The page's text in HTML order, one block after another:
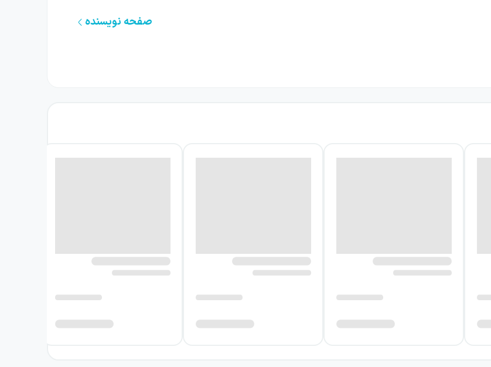
او به این نتیجه می‌رسد که رهایی از همسرش تنها راه رسیدن به آزادی و زندگی مطلوب‌تر است و
بررسی تصمیمی می‌پردازد که پیامدهای آن از خواسته‌های اولیه شخصیت‌ها فراتر می‌رود. خواننده با دو
خطر گرفتار شده‌اند.
می‌زند
تغییر زندگی خود، به تصمیم‌هایی پرریسک تن می‌دهند. کین به‌جای دور شدن از بخش‌های تیره و
صفحه نویسنده